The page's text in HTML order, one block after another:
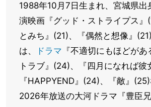
1988年10月7日生まれ、宮城県
演映画『グッド・ストライプス
とみち』(21)、『偶然と想像』
は、
ドラマ 『不適切にもほどが
トラブ』(24)、『四月になれば
『HAPPYEND』(24)、『敵』
2026年放送の大河ドラマ『豊臣